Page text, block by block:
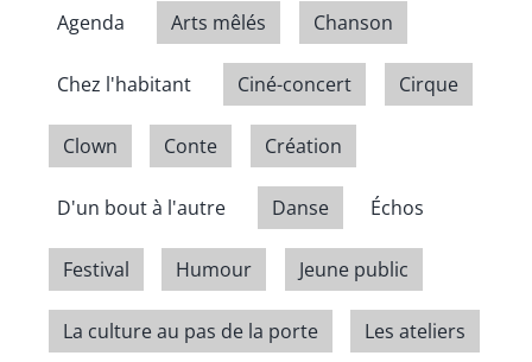
Agenda Arts mêlés Chanson
Chez l'habitant Ciné-concert Cirque
Clown Conte Création
D'un bout à l'autre Danse Échos
Festival Humour Jeune public
La culture au pas de la porte Les ateliers